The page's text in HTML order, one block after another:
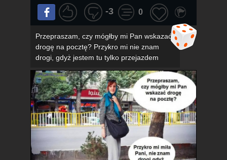
-3 0
Przepraszam, czy mógłby mi Pan wskazać
drogę na pocztę? Przykro mi nie znam
drogi, gdyż jestem tu tylko przejazdem